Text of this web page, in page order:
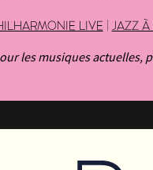
LIVE JAZZ
les musiques actuelles,